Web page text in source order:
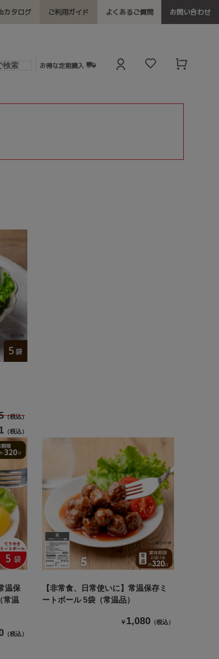
カタログ ご利用ガイド よくあるご質問 お問い合わせ
お得な定期購入
（税込）
（税込）
温保
常温
（税込）
【非常食、日常使いに】常温保存ミ
ートボール 5袋（常温品）
￥ 1,080 （税込）